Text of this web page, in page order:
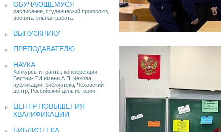
ОБУЧАЮЩЕМУСЯ
расписание, студенческий профсоюз,
воспитательная работа
ВЫПУСКНИКУ
ПРЕПОДАВАТЕЛЮ
НАУКА
Конкурсы и гранты, конференции,
Вестник ТИ имени А.П. Чехова,
публикации, библиотека, Чеховский
центр, Российский день истории
ЦЕНТР ПОВЫШЕНИЯ
КВАЛИФИКАЦИИ
БИБЛИОТЕКА